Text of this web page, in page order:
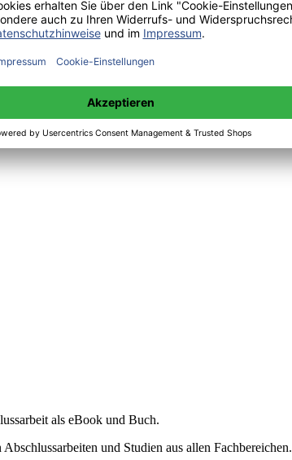
als eBook und Buch.
und Studien aus allen Fachbereichen.